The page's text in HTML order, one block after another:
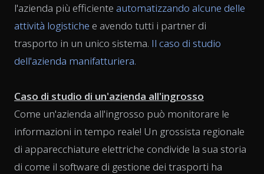
l'azienda più efficiente automatizzando alcune delle
attività logistiche e avendo tutti i partner di
trasporto in un unico sistema. Il caso di studio
dell'azienda manifatturiera.
Caso di studio di un'azienda all'ingrosso
Come un'azienda all'ingrosso può monitorare le
informazioni in tempo reale! Un grossista regionale
di apparecchiature elettriche condivide la sua storia
di come il software di gestione dei trasporti ha